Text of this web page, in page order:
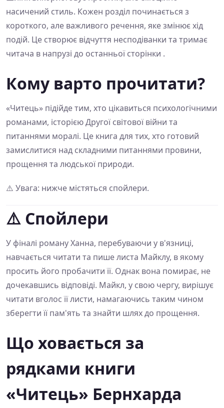
насичений стиль. Кожен розділ починається з
короткого, але важливого речення, яке змінює хід
подій. Це створює відчуття несподіванки та тримає
читача в напрузі до останньої сторінки .
Кому варто прочитати?
«Читець» підійде тим, хто цікавиться психологічними
романами, історією Другої світової війни та
питаннями моралі. Це книга для тих, хто готовий
замислитися над складними питаннями провини,
прощення та людської природи.
⚠️ Увага: нижче містяться спойлери.
⚠️ Спойлери
У фіналі роману Ханна, перебуваючи у в'язниці,
навчається читати та пише листа Майклу, в якому
просить його пробачити її. Однак вона помирає, не
дочекавшись відповіді. Майкл, у свою чергу, вирішує
читати вголос її листи, намагаючись таким чином
зберегти її пам'ять та знайти шлях до прощення.
Що ховається за
рядками книги
«Читець» Бернхарда